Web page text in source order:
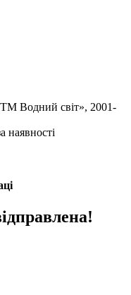
Водний світ», 2001-
наявності